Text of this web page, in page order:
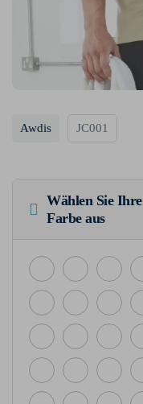
Awdis JC001
Wählen Sie Ihre
Farbe aus